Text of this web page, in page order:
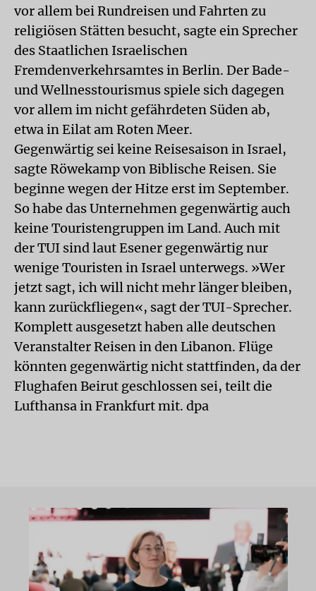
vor allem bei Rundreisen und Fahrten zu
religiösen Stätten besucht, sagte ein Sprecher
des Staatlichen Israelischen
Fremdenverkehrsamtes in Berlin. Der Bade-
und Wellnesstourismus spiele sich dagegen
vor allem im nicht gefährdeten Süden ab,
etwa in Eilat am Roten Meer.
Gegenwärtig sei keine Reisesaison in Israel,
sagte Röwekamp von Biblische Reisen. Sie
beginne wegen der Hitze erst im September.
So habe das Unternehmen gegenwärtig auch
keine Touristengruppen im Land. Auch mit
der TUI sind laut Esener gegenwärtig nur
wenige Touristen in Israel unterwegs. »Wer
jetzt sagt, ich will nicht mehr länger bleiben,
kann zurückfliegen«, sagt der TUI-Sprecher.
Komplett ausgesetzt haben alle deutschen
Veranstalter Reisen in den Libanon. Flüge
könnten gegenwärtig nicht stattfinden, da der
Flughafen Beirut geschlossen sei, teilt die
Lufthansa in Frankfurt mit. dpa